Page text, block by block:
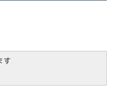
す